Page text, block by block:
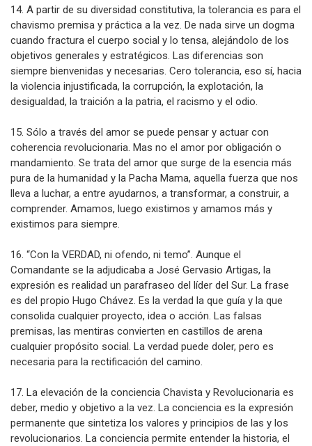
14. A partir de su diversidad constitutiva, la tolerancia es para el
chavismo premisa y práctica a la vez. De nada sirve un dogma
cuando fractura el cuerpo social y lo tensa, alejándolo de los
objetivos generales y estratégicos. Las diferencias son
siempre bienvenidas y necesarias. Cero tolerancia, eso sí, hacia
la violencia injustificada, la corrupción, la explotación, la
desigualdad, la traición a la patria, el racismo y el odio.
15. Sólo a través del amor se puede pensar y actuar con
coherencia revolucionaria. Mas no el amor por obligación o
mandamiento. Se trata del amor que surge de la esencia más
pura de la humanidad y la Pacha Mama, aquella fuerza que nos
lleva a luchar, a entre ayudarnos, a transformar, a construir, a
comprender. Amamos, luego existimos y amamos más y
existimos para siempre.
16. “Con la VERDAD, ni ofendo, ni temo”. Aunque el
Comandante se la adjudicaba a José Gervasio Artigas, la
expresión es realidad un parafraseo del líder del Sur. La frase
es del propio Hugo Chávez. Es la verdad la que guía y la que
consolida cualquier proyecto, idea o acción. Las falsas
premisas, las mentiras convierten en castillos de arena
cualquier propósito social. La verdad puede doler, pero es
necesaria para la rectificación del camino.
17. La elevación de la conciencia Chavista y Revolucionaria es
deber, medio y objetivo a la vez. La conciencia es la expresión
permanente que sintetiza los valores y principios de las y los
revolucionarios. La conciencia permite entender la historia, el